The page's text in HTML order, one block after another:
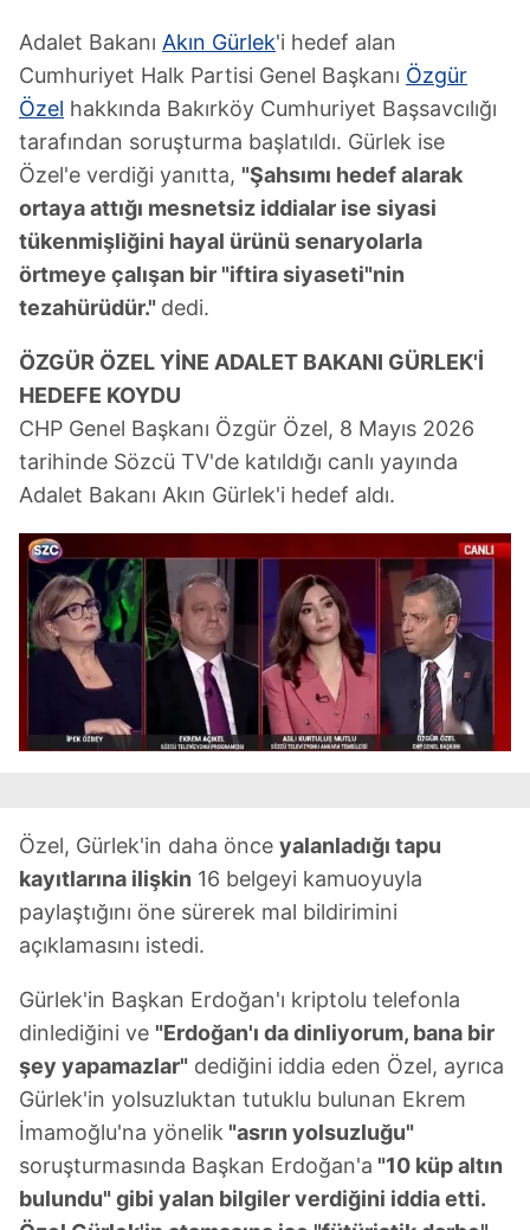
Adalet Bakanı Akın Gürlek'i hedef alan
Cumhuriyet Halk Partisi Genel Başkanı Özgür
Özel hakkında Bakırköy Cumhuriyet Başsavcılığı
tarafından soruşturma başlatıldı. Gürlek ise
Özel'e verdiği yanıtta, "Şahsımı hedef alarak
ortaya attığı mesnetsiz iddialar ise siyasi
tükenmişliğini hayal ürünü senaryolarla
örtmeye çalışan bir "iftira siyaseti"nin
tezahürüdür." dedi.
ÖZGÜR ÖZEL YİNE ADALET BAKANI GÜRLEK'İ
HEDEFE KOYDU
CHP Genel Başkanı Özgür Özel, 8 Mayıs 2026
tarihinde Sözcü TV'de katıldığı canlı yayında
Adalet Bakanı Akın Gürlek'i hedef aldı.
Özel, Gürlek'in daha önce yalanladığı tapu
kayıtlarına ilişkin 16 belgeyi kamuoyuyla
paylaştığını öne sürerek mal bildirimini
açıklamasını istedi.
Gürlek'in Başkan Erdoğan'ı kriptolu telefonla
dinlediğini ve "Erdoğan'ı da dinliyorum, bana bir
şey yapamazlar" dediğini iddia eden Özel, ayrıca
Gürlek'in yolsuzluktan tutuklu bulunan Ekrem
İmamoğlu'na yönelik "asrın yolsuzluğu"
soruşturmasında Başkan Erdoğan'a "10 küp altın
bulundu" gibi yalan bilgiler verdiğini iddia etti.